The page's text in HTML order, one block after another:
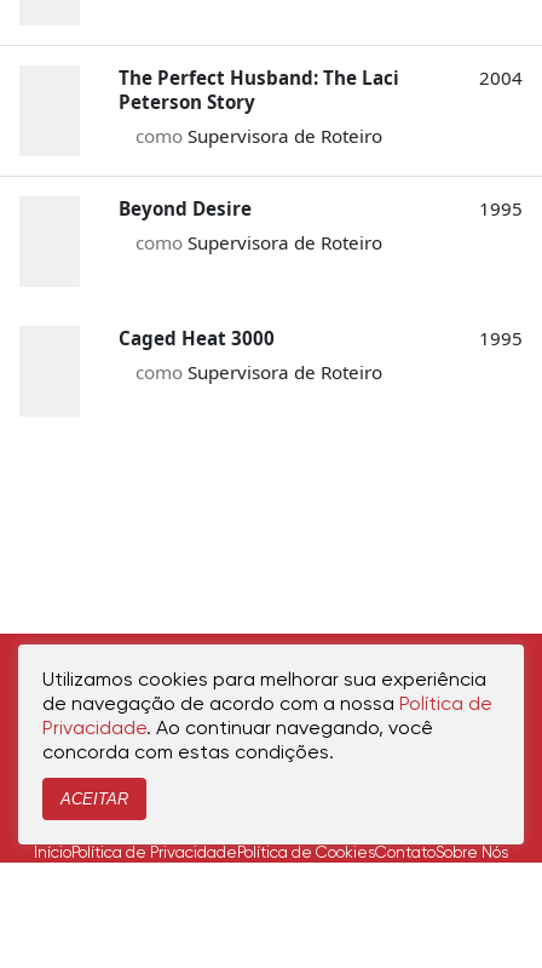
The Perfect Husband: The Laci
Peterson Story
como Supervisora de Roteiro
2004
Beyond Desire
como Supervisora de Roteiro
1995
Caged Heat 3000
como Supervisora de Roteiro
1995
InícioPolítica de Privacidade Política de CookiesContatoSobre Nós
Utilizamos cookies para melhorar sua experiência
de navegação de acordo com a nossa Política de
Privacidade. Ao continuar navegando, você
concorda com estas condições.
ACEITAR